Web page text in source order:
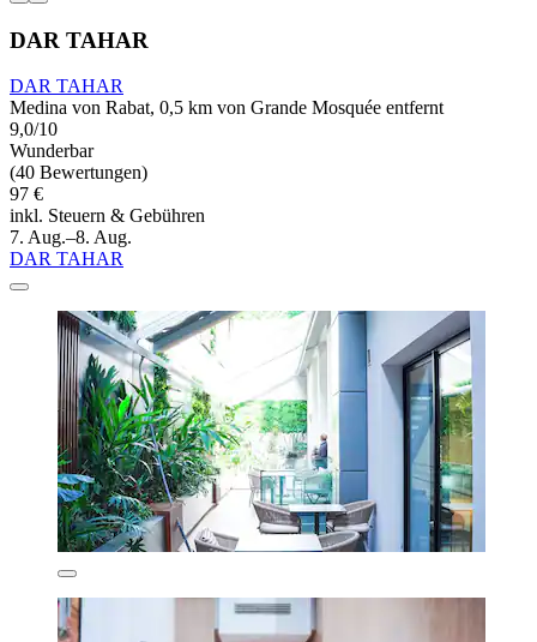
DAR TAHAR
DAR TAHAR
Medina von Rabat, 0,5 km von Grande Mosquée entfernt
9,0/10
Wunderbar
(40 Bewertungen)
97 €
inkl. Steuern & Gebühren
7. Aug.–8. Aug.
DAR TAHAR